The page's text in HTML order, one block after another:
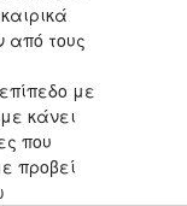
από τους
με
κάνει
που
προβεί